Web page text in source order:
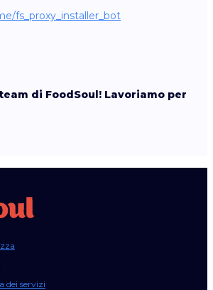
fs_proxy_installer_bot
di FoodSoul! Lavoriamo per
dei servizi